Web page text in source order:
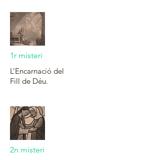
1r misteri
L’Encarnació del
Fill de Déu.
2n misteri